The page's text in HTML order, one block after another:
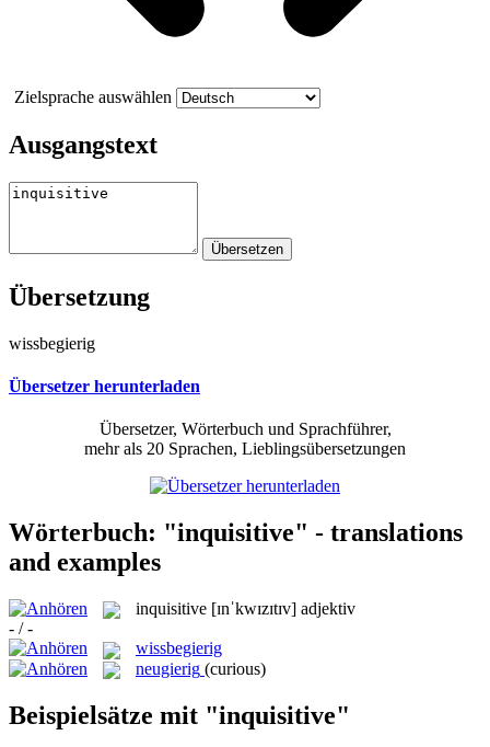
Zielsprache auswählen
Ausgangstext
Übersetzung
wissbegierig
Übersetzer herunterladen
Übersetzer, Wörterbuch und Sprachführer,
mehr als 20 Sprachen, Lieblingsübersetzungen
Wörterbuch: "inquisitive" - translations
and examples
inquisitive [ɪnˈkwɪzɪtɪv] adjektiv
- / -
wissbegierig
neugierig (curious)
Beispielsätze mit "inquisitive"